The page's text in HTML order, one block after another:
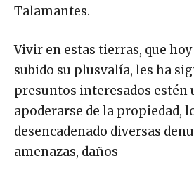
Talamantes.
Vivir en estas tierras, que
subido su plusvalía, les ha
presuntos interesados estén
apoderarse de la propiedad,
desencadenado diversas
amenazas, daños